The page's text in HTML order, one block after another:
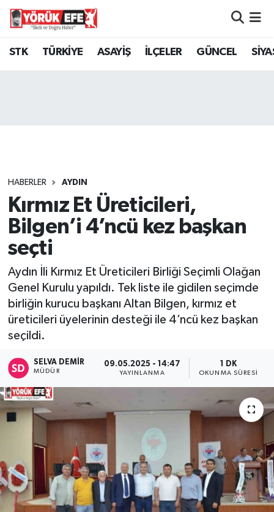
STK TÜRKİYE ASAYİŞ İLÇELER GÜNCEL
HABERLER AYDIN
Kırmız Et Üreticileri,
Bilgen’i 4’ncü kez başkan
seçti
Aydın İli Kırmız Et Üreticileri Birliği Seçimli Olağan
Genel Kurulu yapıldı. Tek liste ile gidilen seçimde
birliğin kurucu başkanı Altan Bilgen, kırmız et
üreticileri üyelerinin desteği ile 4’ncü kez başkan
seçildi.
SELVA DEMIR
MÜDÜR
09.05.2025 - 14:47
YAYINLANMA
1 DK
OKUNMA SÜRESI
Aydın Nöbetçi Eczaneler
Tüm Manşetler
Son Dakika Haberleri
Haber Arşivi